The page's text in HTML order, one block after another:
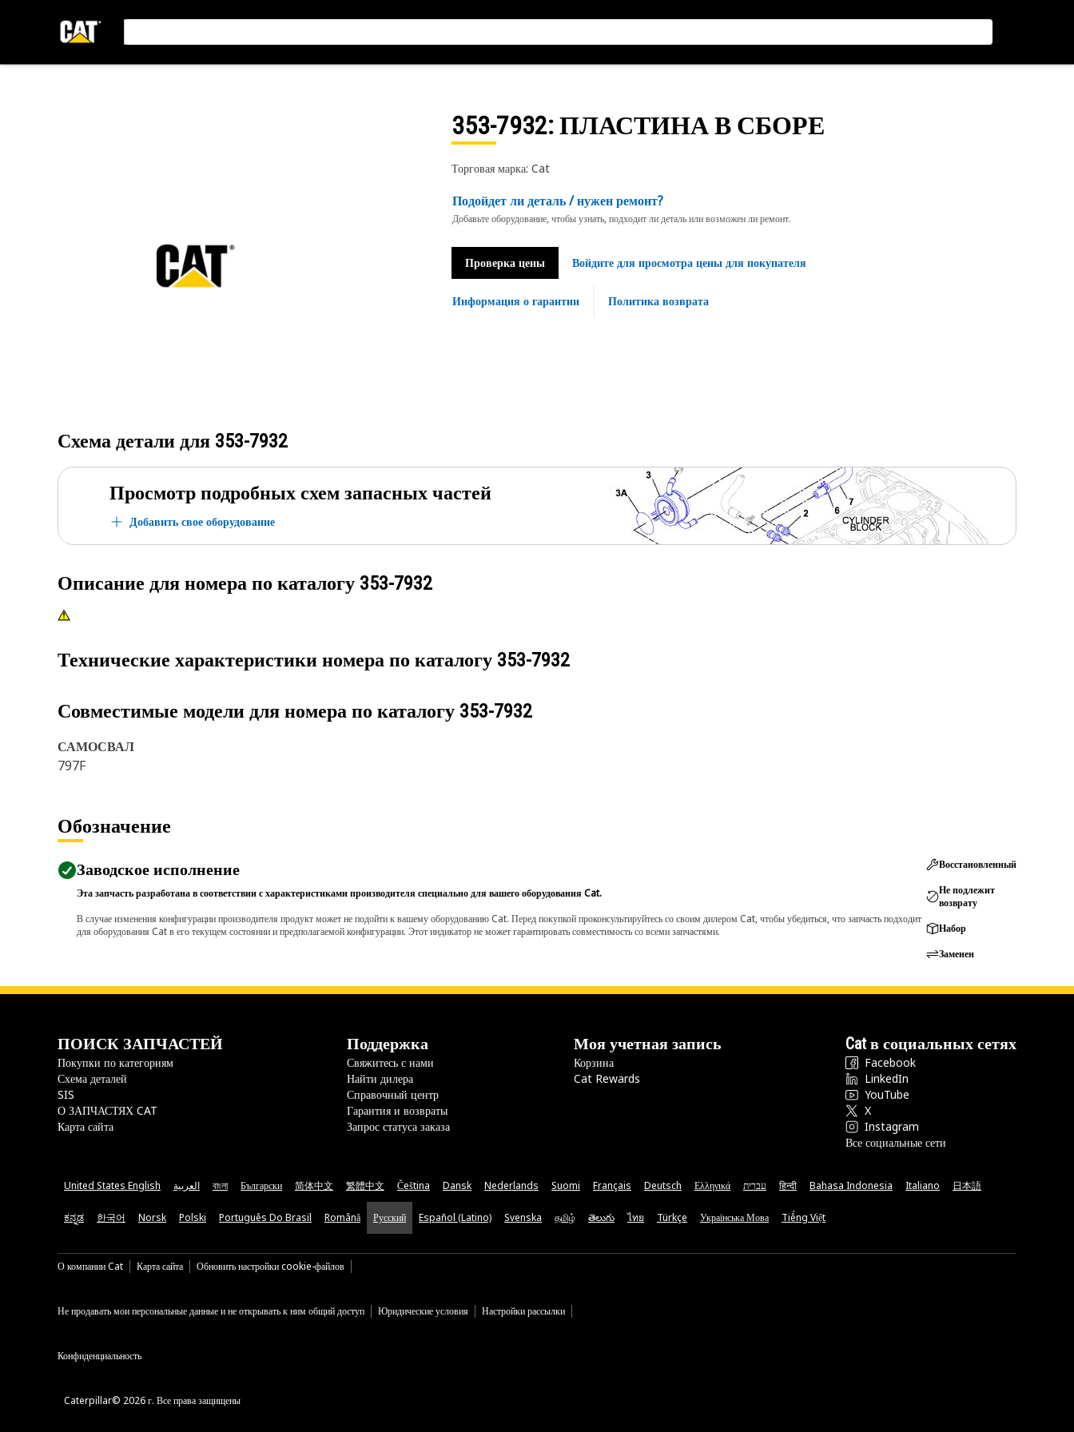
353-7932: ПЛАСТИНА В СБОРЕ
Торговая марка: Cat
Подойдет ли деталь / нужен ремонт?
Добавьте оборудование, чтобы узнать, подходит ли деталь или возможен ли ремонт.
Проверка цены Войдите для просмотра цены для покупателя
Информация о гарантии Политика возврата
Схема детали для 353-7932
Просмотр подробных схем запасных частей
Добавить свое оборудование
Описание для номера по каталогу 353-7932
Технические характеристики номера по каталогу 353-7932
Совместимые модели для номера по каталогу 353-7932
САМОСВАЛ
797F
Обозначение
Заводское исполнение
Эта запчасть разработана в соответствии с характеристиками производителя специально для вашего оборудования Cat.
В случае изменения конфигурации производителя продукт может не подойти к вашему оборудованию Cat. Перед покупкой проконсультируйтесь со своим дилером Cat, чтобы убедиться, что запчасть подходит
для оборудования Cat в его текущем состоянии и предполагаемой конфигурации. Этот индикатор не может гарантировать совместимость со всеми запчастями.
Восстановленный
Не подлежит
возврату
Набор
Заменен
ПОИСК ЗАПЧАСТЕЙ
Покупки по категориям
Схема деталей
SIS
О ЗАПЧАСТЯХ CAT
Карта сайта
Поддержка
Свяжитесь с нами
Найти дилера
Справочный центр
Гарантия и возвраты
Запрос статуса заказа
Моя учетная запись
Корзина
Cat Rewards
Cat в социальных сетях
Facebook
LinkedIn
YouTube
X
Instagram
Все социальные сети
United States English العربية বাংলা Български 简体中文 繁體中文 Čeština Dansk Nederlands Suomi Français Deutsch Ελληνικά עברית हिन्दी Bahasa Indonesia Italiano 日本語
ಕನ್ನಡ 한국어 Norsk Polski Português Do Brasil Română Русский Español (Latino) Svenska தமிழ் తెలుగు ไทย Türkçe Українська Мова Tiếng Việt
О компании Cat Карта сайта Обновить настройки cookie-файлов
Не продавать мои персональные данные и не открывать к ним общий доступ Юридические условия Настройки рассылки
Конфиденциальность
Caterpillar© 2026 г. Все права защищены